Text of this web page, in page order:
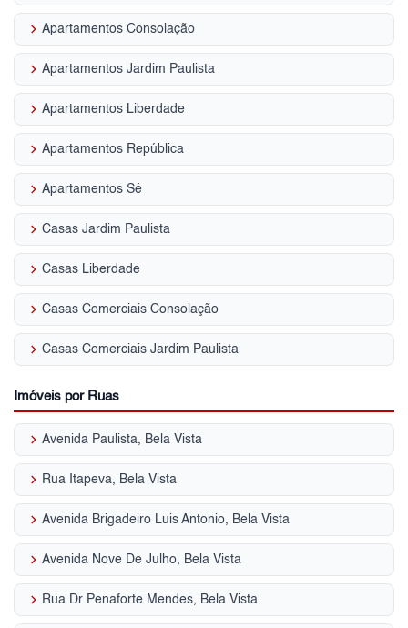
keyboard_arrow_right Apartamentos Consolação
keyboard_arrow_right Apartamentos Jardim Paulista
keyboard_arrow_right Apartamentos Liberdade
keyboard_arrow_right Apartamentos República
keyboard_arrow_right Apartamentos Sé
keyboard_arrow_right Casas Jardim Paulista
keyboard_arrow_right Casas Liberdade
keyboard_arrow_right Casas Comerciais Consolação
keyboard_arrow_right Casas Comerciais Jardim Paulista
Imóveis por Ruas
keyboard_arrow_right Avenida Paulista, Bela Vista
keyboard_arrow_right Rua Itapeva, Bela Vista
keyboard_arrow_right Avenida Brigadeiro Luis Antonio, Bela Vista
keyboard_arrow_right Avenida Nove De Julho, Bela Vista
keyboard_arrow_right Rua Dr Penaforte Mendes, Bela Vista